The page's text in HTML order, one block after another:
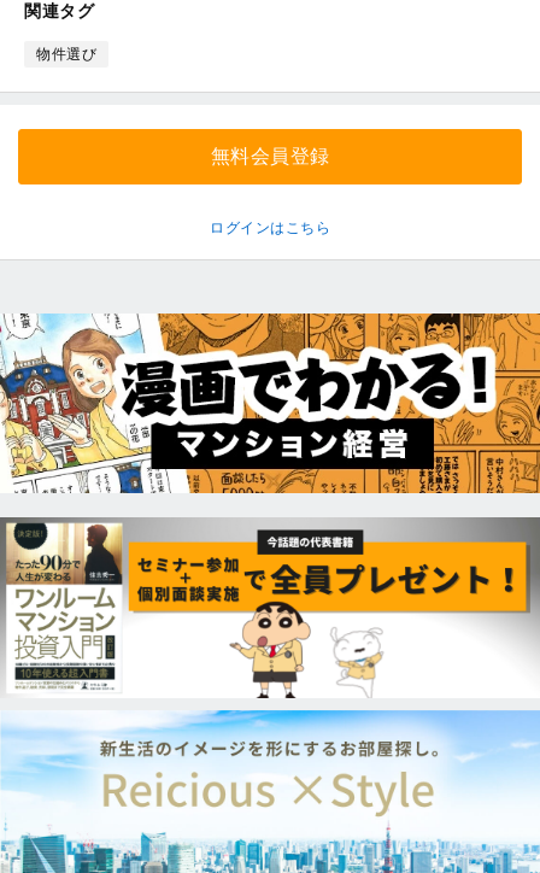
ー
ク
関連タグ
物件選び
無料会員登録
ログインはこちら